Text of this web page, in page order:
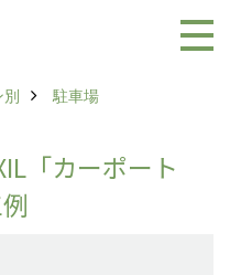
駐車場
「カーポート